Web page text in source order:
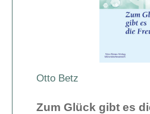
Otto Betz
Zum Glück gibt es